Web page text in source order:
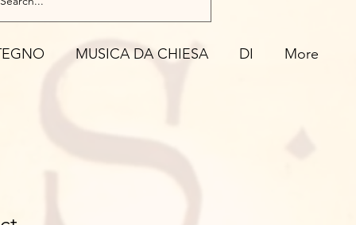
MUSICA DA CHIESA DI More